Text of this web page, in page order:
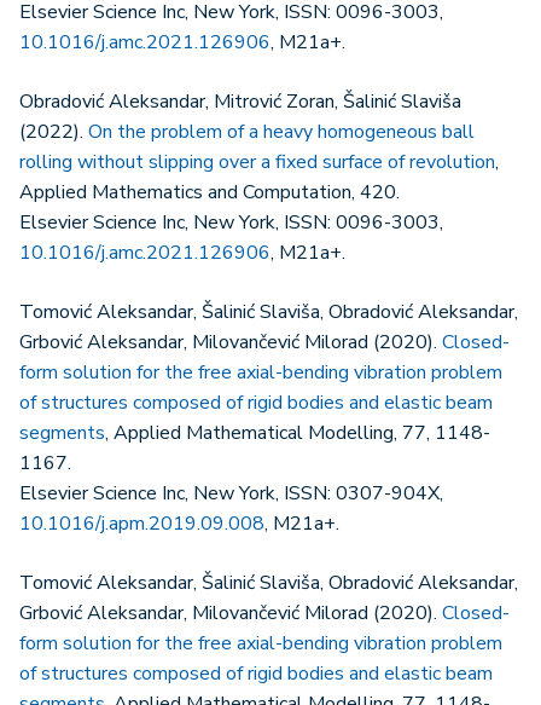
Elsevier Science Inc, New York, ISSN: 0096-3003,
10.1016/j.amc.2021.126906, M21a+.
Obradović Aleksandar, Mitrović Zoran, Šalinić Slaviša
(2022). On the problem of a heavy homogeneous ball
rolling without slipping over a fixed surface of revolution,
Applied Mathematics and Computation, 420.
Elsevier Science Inc, New York, ISSN: 0096-3003,
10.1016/j.amc.2021.126906, M21a+.
Tomović Aleksandar, Šalinić Slaviša, Obradović Aleksandar,
Grbović Aleksandar, Milovančević Milorad (2020). Closed-
form solution for the free axial-bending vibration problem
of structures composed of rigid bodies and elastic beam
segments, Applied Mathematical Modelling, 77, 1148-
1167.
Elsevier Science Inc, New York, ISSN: 0307-904X,
10.1016/j.apm.2019.09.008, M21a+.
Tomović Aleksandar, Šalinić Slaviša, Obradović Aleksandar,
Grbović Aleksandar, Milovančević Milorad (2020). Closed-
form solution for the free axial-bending vibration problem
of structures composed of rigid bodies and elastic beam